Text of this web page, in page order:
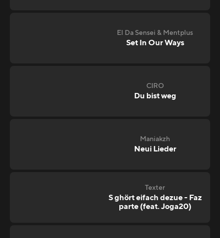
El Da Sensei & Mentplus
Set In Our Ways
CIRO
Du bist weg
Maniakzh
Neui Lieder
Texter
S ghört eifach dezue - Faz
parte (feat. Joga20)